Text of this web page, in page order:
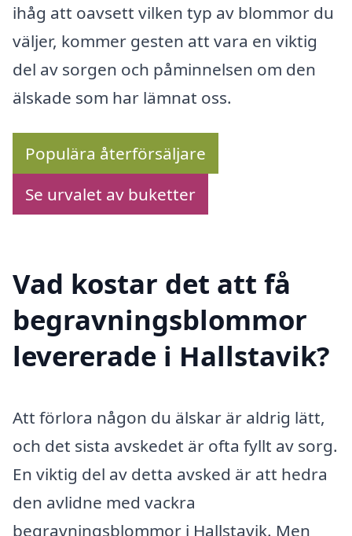
ihåg att oavsett vilken typ av blommor du
väljer, kommer gesten att vara en viktig
del av sorgen och påminnelsen om den
älskade som har lämnat oss.
Populära återförsäljare
Se urvalet av buketter
Vad kostar det att få
begravningsblommor
levererade i Hallstavik?
Att förlora någon du älskar är aldrig lätt,
och det sista avskedet är ofta fyllt av sorg.
En viktig del av detta avsked är att hedra
den avlidne med vackra
begravningsblommor i Hallstavik. Men